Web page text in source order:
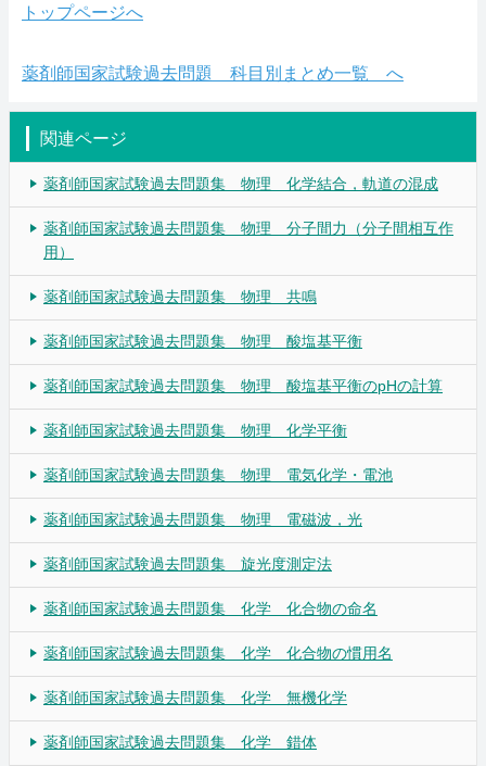
トップページへ
薬剤師国家試験過去問題 科目別まとめ一覧 へ
関連ページ
薬剤師国家試験過去問題集 物理 化学結合，軌道の混成
薬剤師国家試験過去問題集 物理 分子間力（分子間相互作
用）
薬剤師国家試験過去問題集 物理 共鳴
薬剤師国家試験過去問題集 物理 酸塩基平衡
薬剤師国家試験過去問題集 物理 酸塩基平衡のpHの計算
薬剤師国家試験過去問題集 物理 化学平衡
薬剤師国家試験過去問題集 物理 電気化学・電池
薬剤師国家試験過去問題集 物理 電磁波，光
薬剤師国家試験過去問題集 旋光度測定法
薬剤師国家試験過去問題集 化学 化合物の命名
薬剤師国家試験過去問題集 化学 化合物の慣用名
薬剤師国家試験過去問題集 化学 無機化学
薬剤師国家試験過去問題集 化学 錯体